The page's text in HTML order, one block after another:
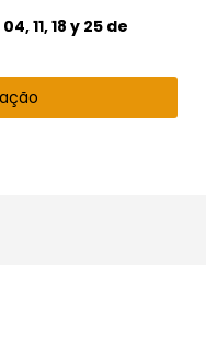
11, 18 y 25 de